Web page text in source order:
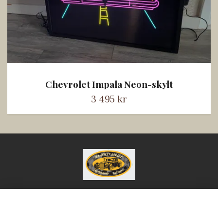
Chevrolet Impala Neon-skylt
3 495 kr